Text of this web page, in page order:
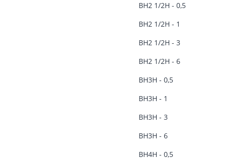
ВН2 1/2Н - 0,5
ВН2 1/2Н - 1
ВН2 1/2Н - 3
ВН2 1/2Н - 6
ВН3Н - 0,5
ВН3Н - 1
ВН3Н - 3
ВН3Н - 6
ВН4Н - 0,5